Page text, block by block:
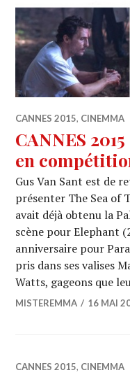
CANNES 2015, CINEMMA
CANNES
en
Gus Van Sant est de
présenter The Sea of
avait déjà obtenu la
scène pour Elephant
anniversaire pour
pris dans ses valises
Watts, gageons que
MISTEREMMA 16 MAI
CANNES 2015, CINEMMA